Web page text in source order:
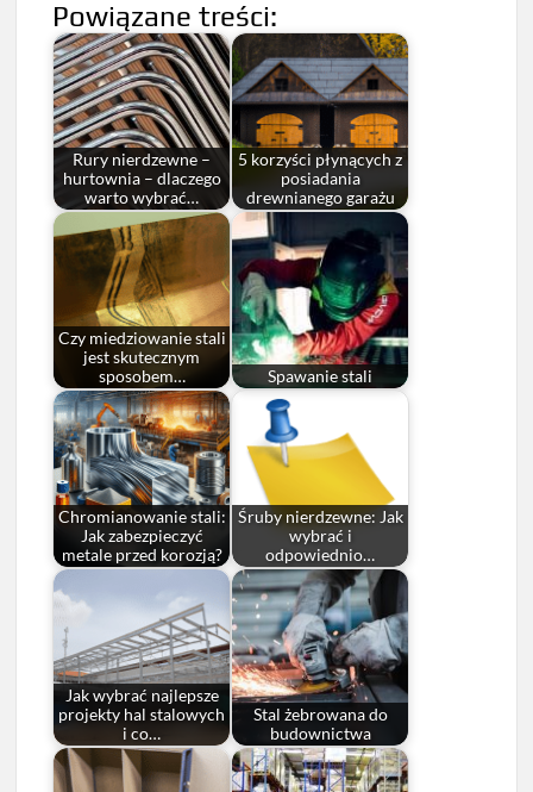
Powiązane treści:
Rury nierdzewne –
hurtownia – dlaczego
warto wybrać…
5 korzyści płynących z
posiadania
drewnianego garażu
Czy miedziowanie stali
jest skutecznym
sposobem…
Spawanie stali
Chromianowanie stali:
Jak zabezpieczyć
metale przed korozją?
Śruby nierdzewne: Jak
wybrać i
odpowiednio…
Jak wybrać najlepsze
projekty hal stalowych
i co…
Stal żebrowana do
budownictwa